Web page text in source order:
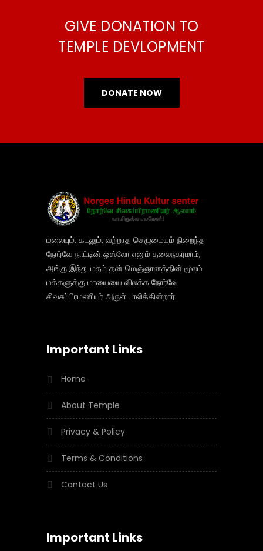
GIVE DONATION TO
TEMPLE DEVLOPMENT
DONATE NOW
மலையும், கடலும், வற்றாத செழுமையும் நிறைந்த
நோர்வே நாட்டின் ஒஸ்லோ எனும் தலைநகரமாம்,
அங்கு இந்து மதம் தன் மெஞ்ஞானத்தின் மூலம்
மக்களுக்கு மாயையை விலக்க நோர்வே
சிவசுப்பிரமணியர் அருள் பாலிக்கின்றார்.
Important Links
Home
About Temple
Privacy & Policy
Terms & Conditions
Contact Us
Important Links